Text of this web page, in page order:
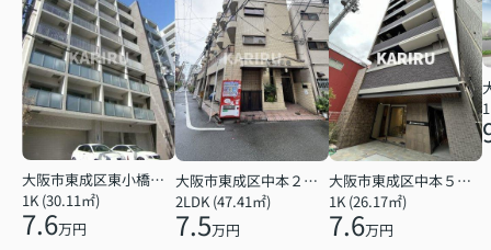
大阪市東成区東小橋１丁目
1K (30.11㎡)
7.6万円
大阪市東成区中本２丁目
2LDK (47.41㎡)
7.5万円
大阪市東成区中本５丁目
1K (26.17㎡)
7.6万円